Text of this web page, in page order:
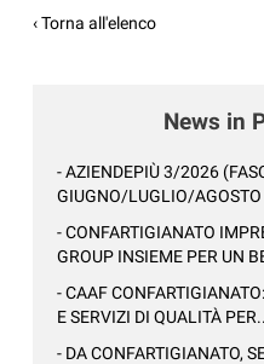
‹ Torna all'elenco
News in
- AZIENDEPIÙ 3/2026
GIUGNO/LUGLIO/
- CONFARTIGIANATO
GROUP INSIEME PER UN
- CAAF
E SERVIZI DI QUALITÀ
- DA CONFARTIGIANATO,